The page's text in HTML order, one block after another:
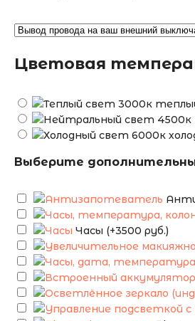
Цветовая
Выберите
Часы (+3500 руб.)